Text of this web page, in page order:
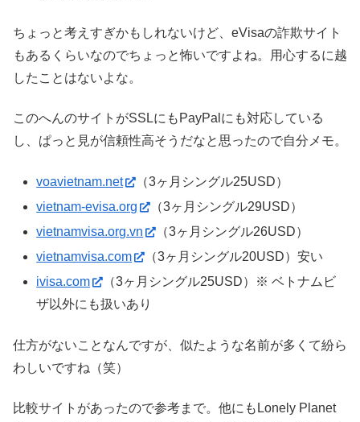
ちょっと考えすぎかもしれないけど、eVisaの詐欺サイト
もあるくらいなのでちょっと怖いですよね。用心するに越
したことはないよな。
このへんのサイトがSSLにもPayPalにも対応している
し、ぱっと見が信頼性高そうだなと思ったので自分メモ。
voavietnam.net
（3ヶ月シングル25USD）
vietnam-evisa.org
（3ヶ月シングル29USD）
vietnamvisa.org.vn
（3ヶ月シングル26USD）
vietnamvisa.com
（3ヶ月シングル20USD）安い
ivisa.com
（3ヶ月シングル25USD）※ ベトナムビ
ザ以外にも扱いあり
仕方がないことなんですが、似たような名前が多くて紛ら
わしいですね（笑）
比較サイトがあったので参考まで。他にもLonely Planet